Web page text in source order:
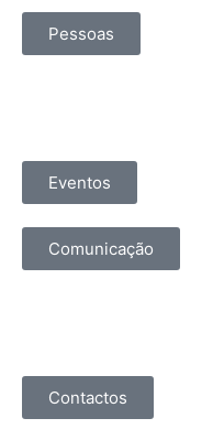
Pessoas
Eventos
Comunicação
Contactos